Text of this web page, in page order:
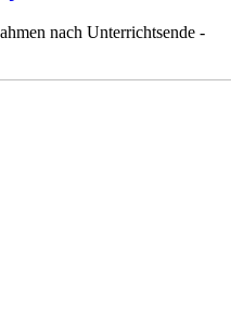
nach Unterrichtsende -